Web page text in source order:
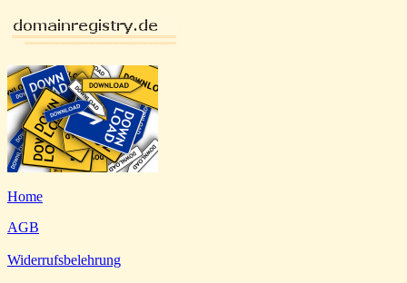
Home
AGB
Widerrufsbelehrung